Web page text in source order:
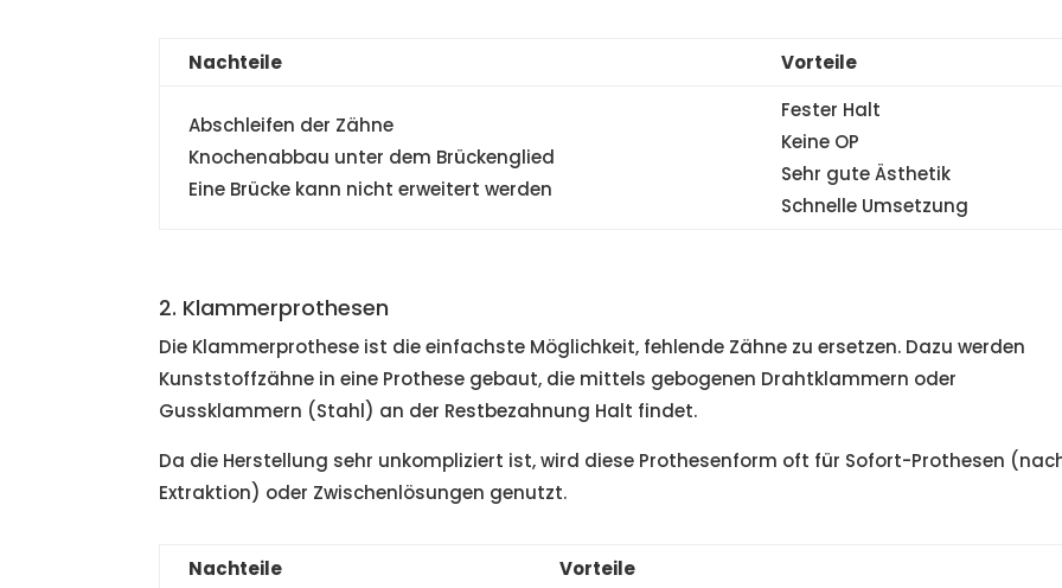
Nachteile Vorteile
Abschleifen der Zähne
Knochenabbau unter dem Brückenglied
Eine Brücke kann nicht erweitert werden
Fester Halt
Keine OP
Sehr gute Ästhetik
Schnelle Umsetzung
2. Klammerprothesen
Die Klammerprothese ist die einfachste Möglichkeit, fehlende Zähne zu ersetzen. Dazu werden
Kunststoffzähne in eine Prothese gebaut, die mittels gebogenen Drahtklammern oder
Gussklammern (Stahl) an der Restbezahnung Halt findet.
Da die Herstellung sehr unkompliziert ist, wird diese Prothesenform oft für Sofort-Prothesen
Extraktion) oder Zwischenlösungen genutzt.
Nachteile
Vorteile